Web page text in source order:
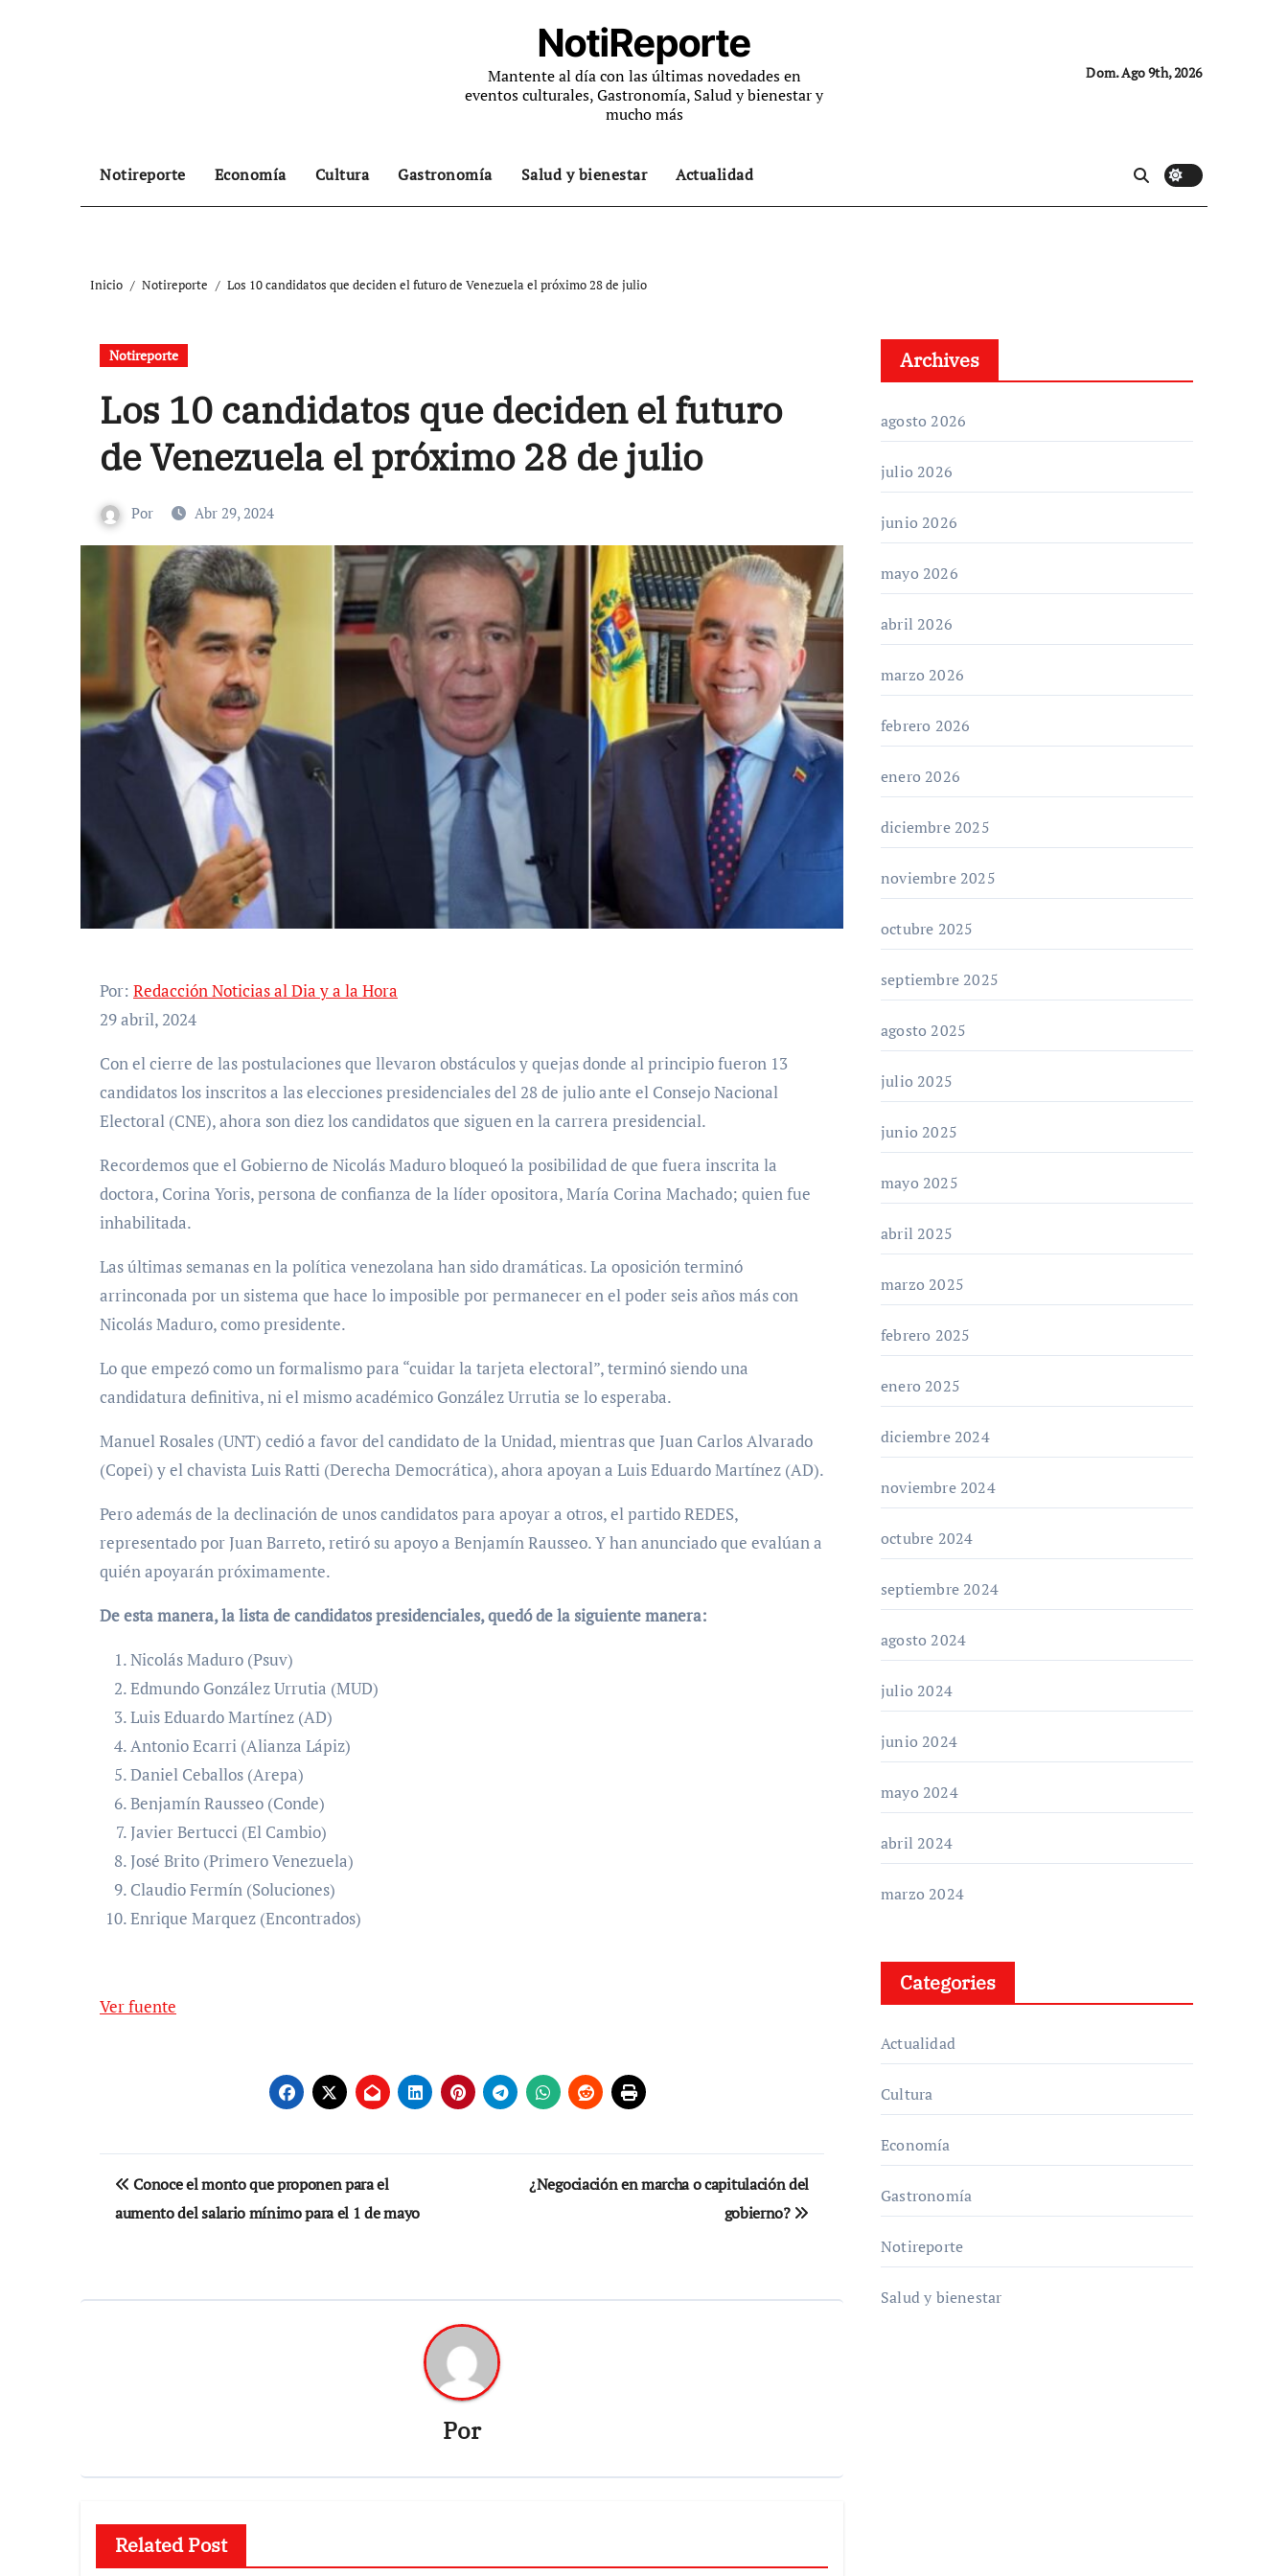
NotiReporte
Mantente al día con las últimas novedades en
eventos culturales, Gastronomía, Salud y bienestar y
mucho más
Dom. Ago 9th, 2026
Notireporte Economía Cultura Gastronomía Salud y bienestar Actualidad
Inicio Notireporte Los 10 candidatos que deciden el futuro de Venezuela el próximo 28 de julio
Notireporte
Los 10 candidatos que deciden el futuro
de Venezuela el próximo 28 de julio
Por Abr 29, 2024
Por: Redacción Noticias al Dia y a la Hora
29 abril, 2024
Con el cierre de las postulaciones que llevaron obstáculos y quejas donde al principio fueron 13
candidatos los inscritos a las elecciones presidenciales del 28 de julio ante el Consejo Nacional
Electoral (CNE), ahora son diez los candidatos que siguen en la carrera presidencial.
Recordemos que el Gobierno de Nicolás Maduro bloqueó la posibilidad de que fuera inscrita la
doctora, Corina Yoris, persona de confianza de la líder opositora, María Corina Machado; quien fue
inhabilitada.
Las últimas semanas en la política venezolana han sido dramáticas. La oposición terminó
arrinconada por un sistema que hace lo imposible por permanecer en el poder seis años más con
Nicolás Maduro, como presidente.
Lo que empezó como un formalismo para “cuidar la tarjeta electoral”, terminó siendo una
candidatura definitiva, ni el mismo académico González Urrutia se lo esperaba.
Manuel Rosales (UNT) cedió a favor del candidato de la Unidad, mientras que Juan Carlos Alvarado
(Copei) y el chavista Luis Ratti (Derecha Democrática), ahora apoyan a Luis Eduardo Martínez (AD).
Pero además de la declinación de unos candidatos para apoyar a otros, el partido REDES,
representado por Juan Barreto, retiró su apoyo a Benjamín Rausseo. Y han anunciado que evalúan a
quién apoyarán próximamente.
De esta manera, la lista de candidatos presidenciales, quedó de la siguiente manera:
⁠Nicolás Maduro (Psuv)
Edmundo González Urrutia (MUD)
Luis Eduardo Martínez (AD)
Antonio Ecarri (Alianza Lápiz)
Daniel Ceballos (Arepa)
⁠Benjamín Rausseo (Conde)
Javier Bertucci (El Cambio)
José Brito (Primero Venezuela)
Claudio Fermín (Soluciones)
Enrique Marquez (Encontrados)
Ver fuente
Navegación
de
Conoce el monto que proponen para el
aumento del salario mínimo para el 1 de mayo
¿Negociación en marcha o capitulación del
gobierno?
Por
Related Post
Archives
agosto 2026
julio 2026
junio 2026
mayo 2026
abril 2026
marzo 2026
febrero 2026
enero 2026
diciembre 2025
noviembre 2025
octubre 2025
septiembre 2025
agosto 2025
julio 2025
junio 2025
mayo 2025
abril 2025
marzo 2025
febrero 2025
enero 2025
diciembre 2024
noviembre 2024
octubre 2024
septiembre 2024
agosto 2024
julio 2024
junio 2024
mayo 2024
abril 2024
marzo 2024
Categories
Actualidad
Cultura
Economía
Gastronomía
Notireporte
Salud y bienestar